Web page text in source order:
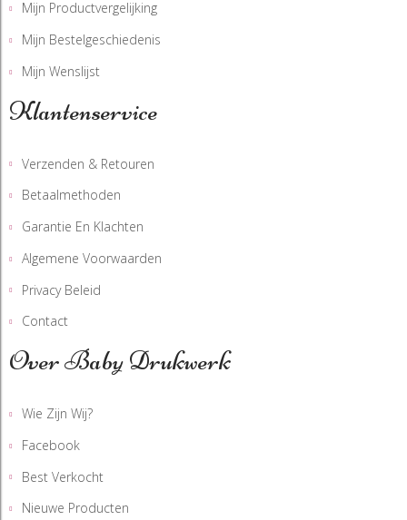
Mijn Productvergelijking
Mijn Bestelgeschiedenis
Mijn Wenslijst
Klantenservice
Verzenden & Retouren
Betaalmethoden
Garantie En Klachten
Algemene Voorwaarden
Privacy Beleid
Contact
Over Baby Drukwerk
Wie Zijn Wij?
Facebook
Best Verkocht
Nieuwe Producten